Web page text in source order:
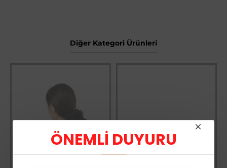
ÖNEMLİ DUYURU
Diğer Kategori Ürünleri